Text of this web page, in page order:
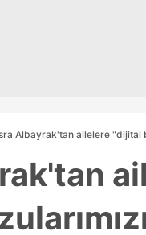
Albayrak'tan ailelere "dijital